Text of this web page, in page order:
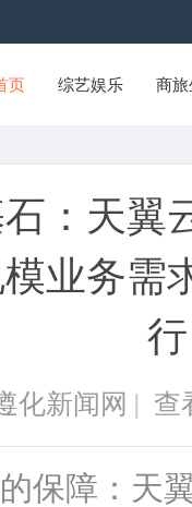
页 综艺娱乐 商
：天翼
业务需
行
化新闻网 | 查
保障：天